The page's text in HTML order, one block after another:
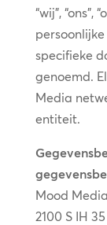
“wij”, “ons”,
specifieke
genoemd.
Media
entiteit.
Mood
2100 S IH